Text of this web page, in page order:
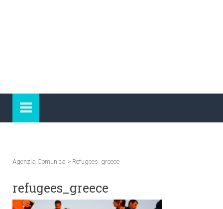
Agenzia Comunica > Refugees_greece
refugees_greece